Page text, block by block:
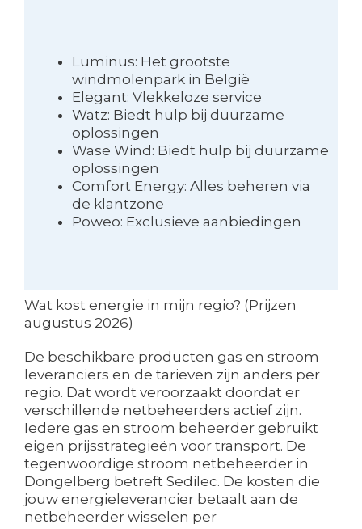
Luminus: Het grootste
windmolenpark in België
Elegant: Vlekkeloze service
Watz: Biedt hulp bij duurzame
oplossingen
Wase Wind: Biedt hulp bij duurzame
oplossingen
Comfort Energy: Alles beheren via
de klantzone
Poweo: Exclusieve aanbiedingen
Wat kost energie in mijn regio? (Prijzen
augustus 2026)
De beschikbare producten gas en stroom
leveranciers en de tarieven zijn anders per
regio. Dat wordt veroorzaakt doordat er
verschillende netbeheerders actief zijn.
Iedere gas en stroom beheerder gebruikt
eigen prijsstrategieën voor transport. De
tegenwoordige stroom netbeheerder in
Dongelberg betreft Sedilec. De kosten die
jouw energieleverancier betaalt aan de
netbeheerder wisselen per